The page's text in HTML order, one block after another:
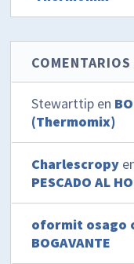
Stewarttip en
(Thermomix)
Charlescropy
PESCADO AL
oformit osago
BOGAVANTE